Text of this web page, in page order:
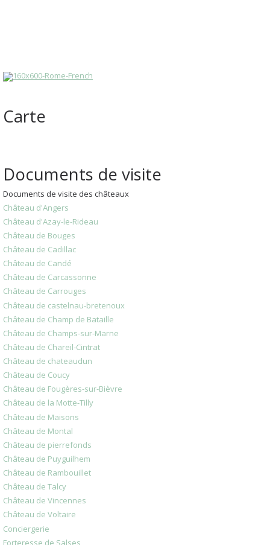
Carte
Documents de visite
Documents de visite des châteaux
Château d'Angers
Château d'Azay-le-Rideau
Château de Bouges
Château de Cadillac
Château de Candé
Château de Carcassonne
Château de Carrouges
Château de castelnau-bretenoux
Château de Champ de Bataille
Château de Champs-sur-Marne
Château de Chareil-Cintrat
Château de chateaudun
Château de Coucy
Château de Fougères-sur-Bièvre
Château de la Motte-Tilly
Château de Maisons
Château de Montal
Château de pierrefonds
Château de Puyguilhem
Château de Rambouillet
Château de Talcy
Château de Vincennes
Château de Voltaire
Conciergerie
Forteresse de Salses